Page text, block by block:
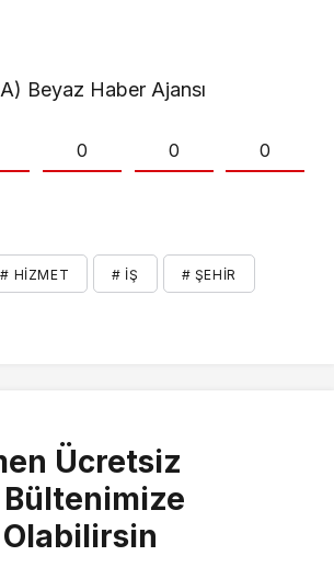
Beyaz Haber Ajansı
0 0 0
# HIZMET # İŞ # ŞEHIR
Ücretsiz